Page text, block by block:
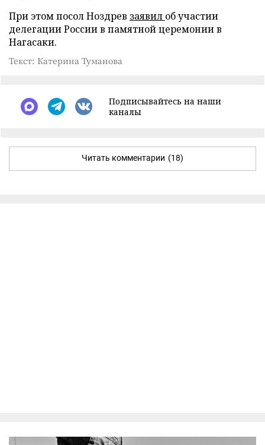
При этом посол Ноздрев заявил об участии
делегации России в памятной церемонии в
Нагасаки.
Текст: Катерина Туманова
Подписывайтесь на наши
каналы
Читать комментарии (18)